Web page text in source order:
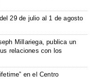
29 de julio al 1 de agosto
Millariega, publica un
relaciones con los
en el Centro